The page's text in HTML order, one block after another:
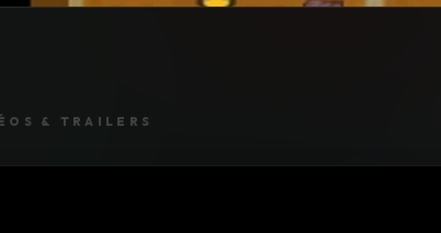
& TRAILERS